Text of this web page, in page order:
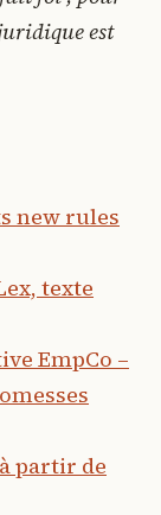
est
new rules
texte
EmpCo –
partir de